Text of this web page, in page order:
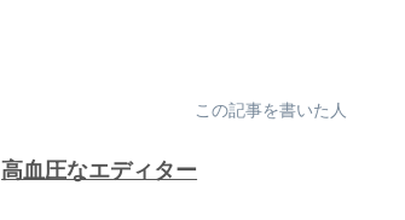
この記事を書いた人
高血圧なエディター